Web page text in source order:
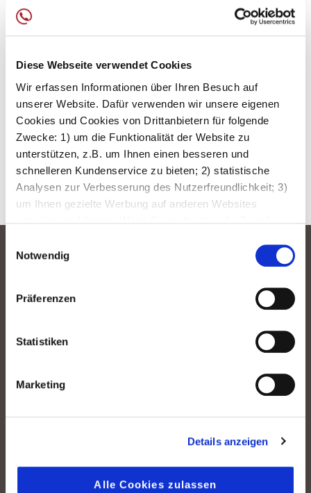
Diese Webseite verwendet Cookies
Wir erfassen Informationen über Ihren Besuch auf
unserer Website. Dafür verwenden wir unsere eigenen
Cookies und Cookies von Drittanbietern für folgende
Zwecke: 1) um die Funktionalität der Website zu
unterstützen, z.B. um Ihnen einen besseren und
schnelleren Kundenservice zu bieten; 2) statistische
Analysen zur Verbesserung des Nutzerfreundlichkeit; 3)
um Ihnen gezielte Werbung auf anderen Websites
klicken Sie auf „Details anzeigen“. Sie können Ihre
Einwilligung jederzeit ändern oder widerrufen, indem Sie
Informationen finden Sie auch unter
Datenschutz.
Notwendig
Präferenzen
Statistiken
Marketing
Details anzeigen
Alle Cookies zulassen
Support & Service (6)
Zurück zur Gesamtübersicht
Salierstr. 38